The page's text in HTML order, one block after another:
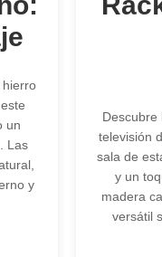
hierro
un
Las
y
Descubre
televisión
sala de
y un
madera
versátil